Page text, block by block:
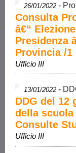
26/01/2022 -
Consulta
â€“
Presidenza
Provincia /1
Ufficio III
13/01/2022 -
DDG del 12
della
Consulte
Ufficio III